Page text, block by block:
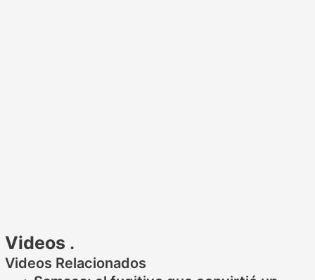
Videos .
Videos Relacionados